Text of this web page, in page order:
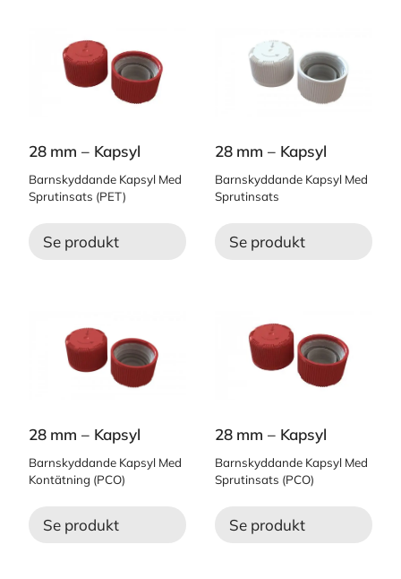
28 mm – Kapsyl
Barnskyddande Kapsyl Med
Sprutinsats (PET)
Se produkt
28 mm – Kapsyl
Barnskyddande Kapsyl Med
Sprutinsats
Se produkt
28 mm – Kapsyl
Barnskyddande Kapsyl Med
Kontätning (PCO)
Se produkt
28 mm – Kapsyl
Barnskyddande Kapsyl Med
Sprutinsats (PCO)
Se produkt